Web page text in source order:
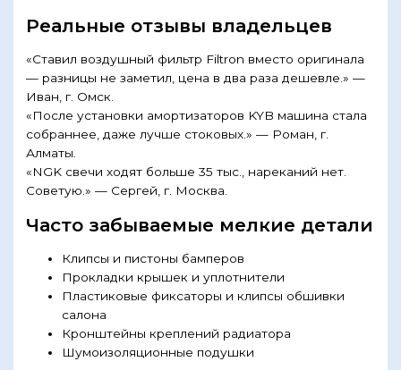
Реальные отзывы владельцев
«Ставил воздушный фильтр Filtron вместо оригинала
— разницы не заметил, цена в два раза дешевле.» —
Иван, г. Омск.
«После установки амортизаторов KYB машина стала
собраннее, даже лучше стоковых.» — Роман, г.
Алматы.
«NGK свечи ходят больше 35 тыс., нареканий нет.
Советую.» — Сергей, г. Москва.
Часто забываемые мелкие детали
Клипсы и пистоны бамперов
Прокладки крышек и уплотнители
Пластиковые фиксаторы и клипсы обшивки
салона
Кронштейны креплений радиатора
Шумоизоляционные подушки